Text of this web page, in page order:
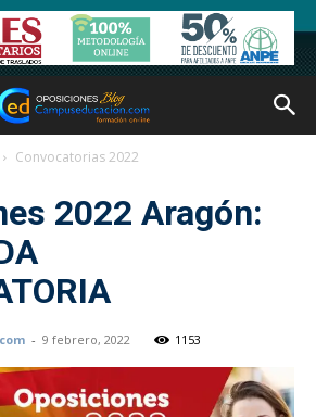
Convocatorias 2022
2022 Aragón:
- 9 febrero, 2022 1153